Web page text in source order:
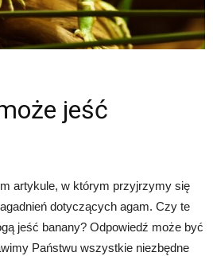
jeść
artykule, w którym przyjrzymy się
dotyczących agam. Czy te
jeść banany? Odpowiedź może być
Państwu wszystkie niezbędne